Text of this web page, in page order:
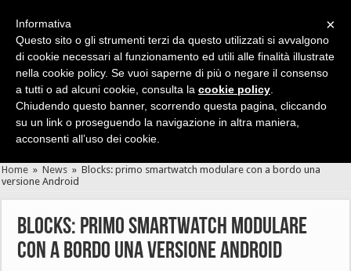
Cerca velocemente news, recensioni, guide, app, giochi ...
Home » News » Blocks: primo smartwatch modulare con a bordo una
versione Android
Blocks: primo smartwatch modulare
con a bordo una versione Android
×
Informativa
Questo sito o gli strumenti terzi da questo utilizzati si avvalgono
di cookie necessari al funzionamento ed utili alle finalità illustrate
nella cookie policy. Se vuoi saperne di più o negare il consenso
a tutti o ad alcuni cookie, consulta la cookie policy
Chiudendo questo banner, scorrendo questa pagina, cliccando
su un link o proseguendo la navigazione in altra maniera,
acconsenti all’uso dei cookie.